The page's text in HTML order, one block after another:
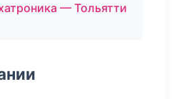
— Тольятти